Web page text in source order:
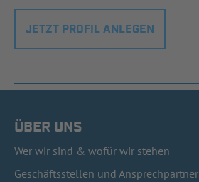
JETZT PROFIL ANLEGEN
ÜBER UNS
Wer wir sind & wofür wir stehen
Geschäftsstellen und Ansprechpartner